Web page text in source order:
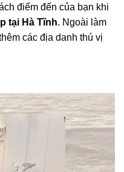
điểm đến của bạn khi
tại Hà Tĩnh. Ngoài làm
các địa danh thú vị